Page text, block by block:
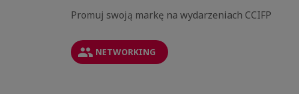
Promuj swoją markę na wydarzeniach CCIFP
NETWORKING